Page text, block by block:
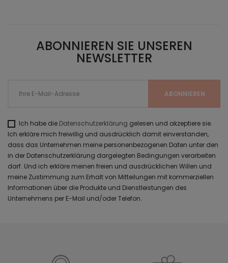
ABONNIEREN SIE UNSEREN
NEWSLETTER
Ich habe die Datenschutzerklärung gelesen und akzeptiere sie.
Ich erkläre mich freiwillig und ausdrücklich damit einverstanden,
dass das Unternehmen meine personenbezogenen Daten unter den
in der Datenschutzerklärung dargelegten Bedingungen verarbeiten
darf. Und ich erkläre meinen freien und ausdrücklichen Willen und
meine Zustimmung zum Erhalt von Mitteilungen mit kommerziellen
Informationen über die Produkte und Dienstleistungen des
Unternehmens per E-Mail und/oder Telefon.